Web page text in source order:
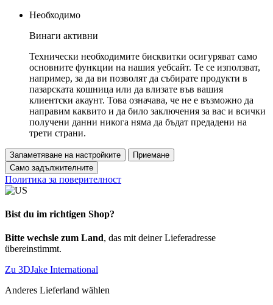
Необходимо
Винаги активни
Технически необходимите бисквитки осигуряват само
основните функции на нашия уебсайт. Те се използват,
например, за да ви позволят да събирате продукти в
пазарската кошница или да влизате във вашия
клиентски акаунт. Това означава, че не е възможно да
направим каквито и да било заключения за вас и всички
получени данни никога няма да бъдат предадени на
трети страни.
Запаметяване на настройките
Приемане
Само задължителните
Политика за поверителност
Bist du im richtigen Shop?
Bitte wechsle zum Land, das mit deiner Lieferadresse
übereinstimmt.
Zu 3DJake International
Anderes Lieferland wählen